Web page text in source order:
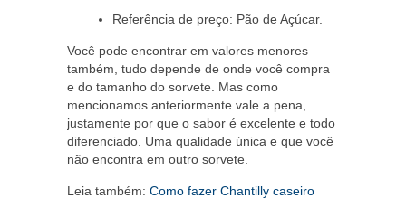
Referência de preço: Pão de Açúcar.
Você pode encontrar em valores menores
também, tudo depende de onde você compra
e do tamanho do sorvete. Mas como
mencionamos anteriormente vale a pena,
justamente por que o sabor é excelente e todo
diferenciado. Uma qualidade única e que você
não encontra em outro sorvete.
Leia também: Como fazer Chantilly caseiro